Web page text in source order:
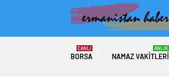
BORSA
CANLI
NAMAZ VAKITLERI
ANLIK